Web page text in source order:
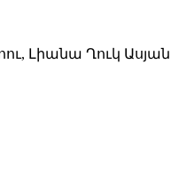
Լիանա Ղուկ Ասյան